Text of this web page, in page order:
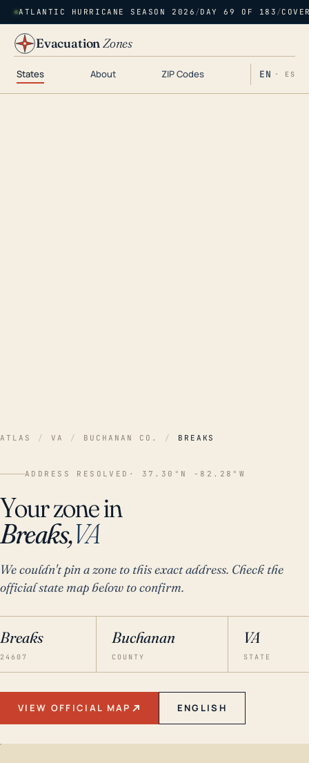
ATLANTIC HURRICANE SEASON 2026 /DAY 69 OF 183 /
EvacuationZones
States About ZIP Codes EN · ES
ATLAS / VA / BUCHANAN CO. / BREAKS
ADDRESS RESOLVED · 37.30°N -82.28°W
Your zone in
Breaks,VA
We couldn't pin a zone to this exact address. Check the
official state map below to confirm.
Breaks
24607
Buchanan
COUNTY
VA
STATE
VIEW OFFICIAL MAP ENGLISH